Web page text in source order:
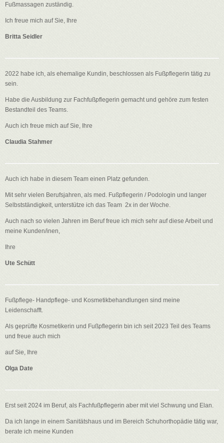
Fußmassagen zuständig.
Ich freue mich auf Sie, Ihre
Britta Seidler
2022 habe ich, als ehemalige Kundin, beschlossen als Fußpflegerin tätig zu
sein.
Habe die Ausbildung zur Fachfußpflegerin gemacht und gehöre zum festen
Bestandteil des Teams.
Auch ich freue mich auf Sie, Ihre
Claudia Stahmer
Auch ich habe in diesem Team einen Platz gefunden.
Mit sehr vielen Berufsjahren, als med. Fußpflegerin / Podologin und langer
Selbstständigkeit, unterstütze ich das Team 2x in der Woche.
Auch nach so vielen Jahren im Beruf freue ich mich sehr auf diese Arbeit und
meine Kunden/inen,
Ihre
Ute Schütt
Fußpflege- Handpflege- und Kosmetikbehandlungen sind meine
Leidenschafft.
Als geprüfte Kosmetikerin und Fußpflegerin bin ich seit 2023 Teil des Teams
und freue auch mich
auf Sie, Ihre
Olga Date
Erst seit 2024 im Beruf, als Fachfußpflegerin aber mit viel Schwung und Elan.
Da ich lange in einem Sanitätshaus und im Bereich Schuhorthopädie tätig war,
berate ich meine Kunden